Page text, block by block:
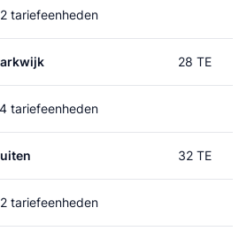
2 tariefeenheden
28 TE
4 tariefeenheden
32 TE
2 tariefeenheden